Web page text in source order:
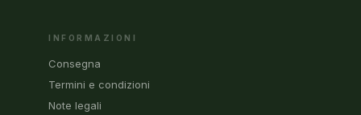
INFORMAZIONI
Consegna
Termini e condizioni
Note legali